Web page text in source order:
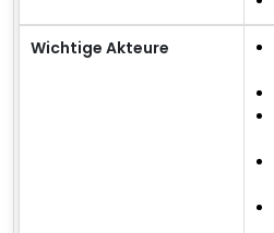
Wichtige Akteure